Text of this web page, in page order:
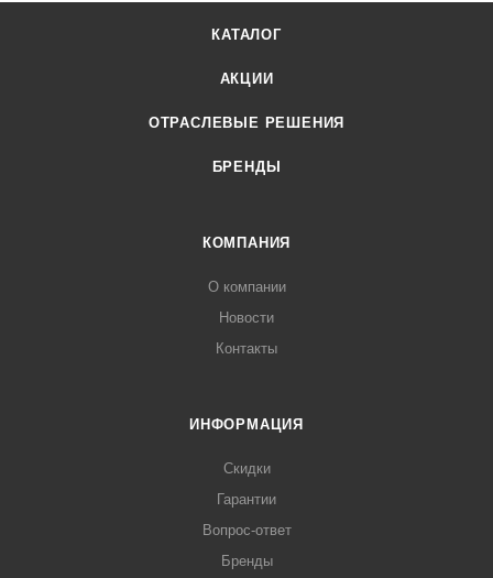
КАТАЛОГ
АКЦИИ
ОТРАСЛЕВЫЕ РЕШЕНИЯ
БРЕНДЫ
КОМПАНИЯ
О компании
Новости
Контакты
ИНФОРМАЦИЯ
Скидки
Гарантии
Вопрос-ответ
Бренды